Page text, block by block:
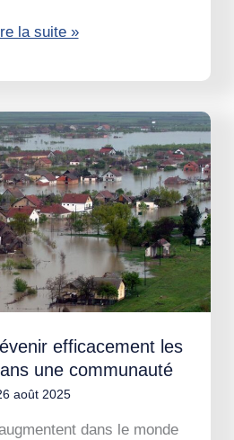
la suite »
efficacement les
une communauté
août 2025
dans le monde